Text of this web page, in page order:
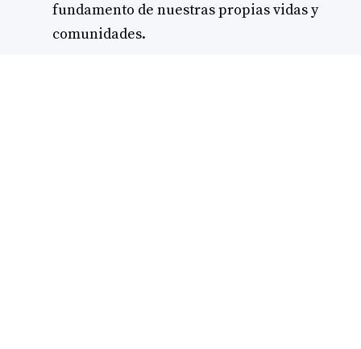
fundamento de nuestras propias vidas y
comunidades.